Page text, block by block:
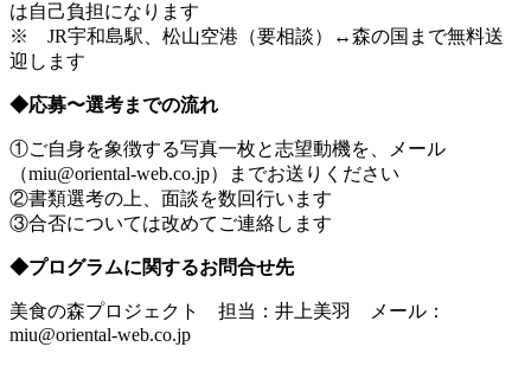
は自己負担になります
※ JR宇和島駅、松山空港（要相談）↔︎森の国まで無料送
迎します
◆応募〜選考までの流れ
①ご自身を象徴する写真一枚と志望動機を、メール
（miu@oriental-web.co.jp）までお送りください
②書類選考の上、面談を数回行います
③合否については改めてご連絡します
◆プログラムに関するお問合せ先
美食の森プロジェクト 担当：井上美羽 メール：
miu@oriental-web.co.jp